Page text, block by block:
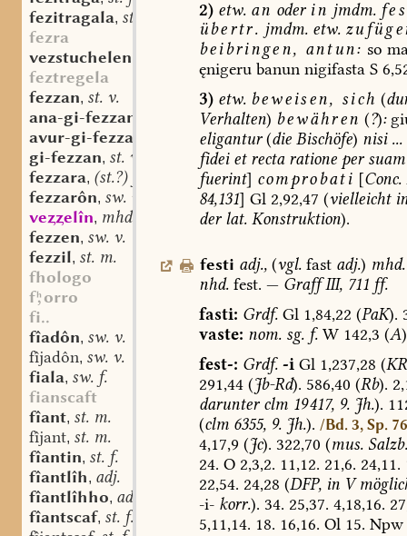
fezitragala, st. f.
fezra
vezstuchelen
feztregela
fezzan, st. v.
ana-gi-fezzan
avur-gi-fezzan
gi-fezzan, st. v.
fezzara, (st.?) f.
fezzarôn, sw. v.
veelîn, mhd. st. n.
fezzen, sw. v.
fezzil, st. m.
fhologo
forro
fi..
fîadôn, sw. v.
fîjadôn, sw. v.
fiala, sw. f.
fianscaft
fîant, st. m.
fîjant, st. m.
fîantin, st. f.
fîantlîh, adj.
fîantlîhho, adv.
fîantscaf, st. f.
2) etw. an oder in jmdm.
übertr. jmdm. etw.
beibringen, antun: so
ęnigerubanunnigifastaS
3) etw. beweisen, sich (
Verhalten) bewähren (?):
eligantur(dieBischöfe) nisi...
fideietrectarationepersuam
fuerint] comprobati [Conc.
84,131] Gl2,92,47 (vielleicht
derlat.Konstruktion).
festi adj., (vgl. fast adj.) mhd.
nhd.fest. — GraffIII,711ff.
fasti: Grdf.Gl1,84,22 (PaK).
vaste: nom.sg.f.W142,3 (A
fest-: Grdf. -iGl1,237,28 (
291,44 (Jb-Rd). 586,40 (Rb).
darunterclm 19 417,9.Jh.).
(clm6355,9.Jh.). /Bd. 3, Sp.
4,17,9 (Jc). 322,70 (mus.
24. O2,3,2. 11,12. 21,6. 24,11.
22,54. 24,28 (DFP,inV
-i- korr.). 34. 25,37. 4,18,16.
5,11,14. 18. 16,16. Ol15. Npw